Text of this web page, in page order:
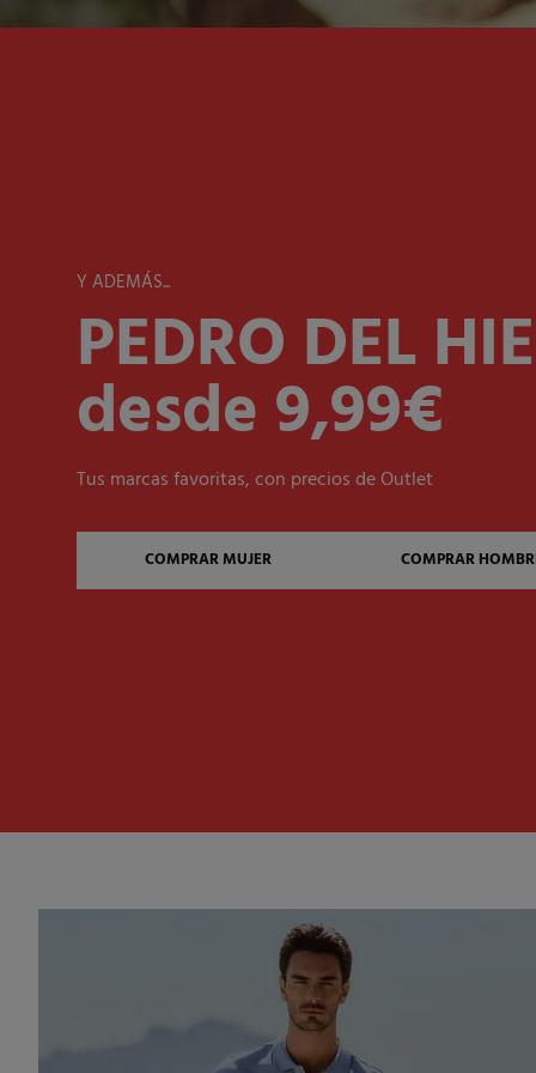
Y ADEMÁS...
PEDRO DEL
desde 9,99€
Tus marcas favoritas, con precios de Outlet
COMPRAR MUJER COMPRAR